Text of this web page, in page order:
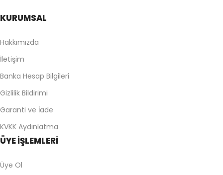
KURUMSAL
Hakkımızda
İletişim
Banka Hesap Bilgileri
Gizlilik Bildirimi
Garanti ve İade
KVKK Aydınlatma
ÜYE İŞLEMLERİ
Üye Ol